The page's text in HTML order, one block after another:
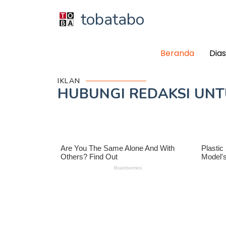
tobatabo
Beranda
IKLAN
HUBUNGI REDAKSI